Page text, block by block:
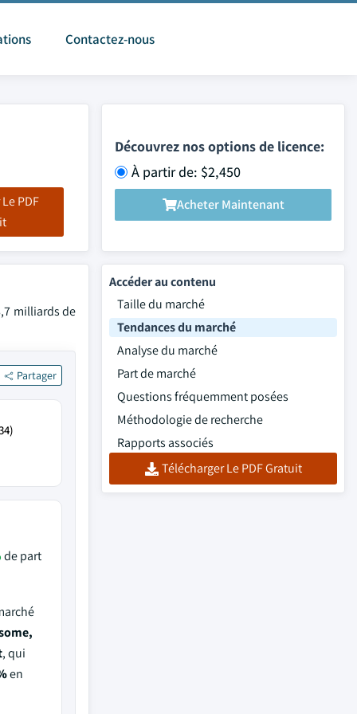
Contactez-nous
PDF
Découvrez nos options de licence:
À partir de: $2,450
Acheter Maintenant
milliards de
Partager
de part
, qui
en
Accéder au contenu
Taille du marché
Tendances du marché
Analyse du marché
Part de marché
Questions fréquemment posées
Méthodologie de recherche
Rapports associés
Télécharger Le PDF Gratuit